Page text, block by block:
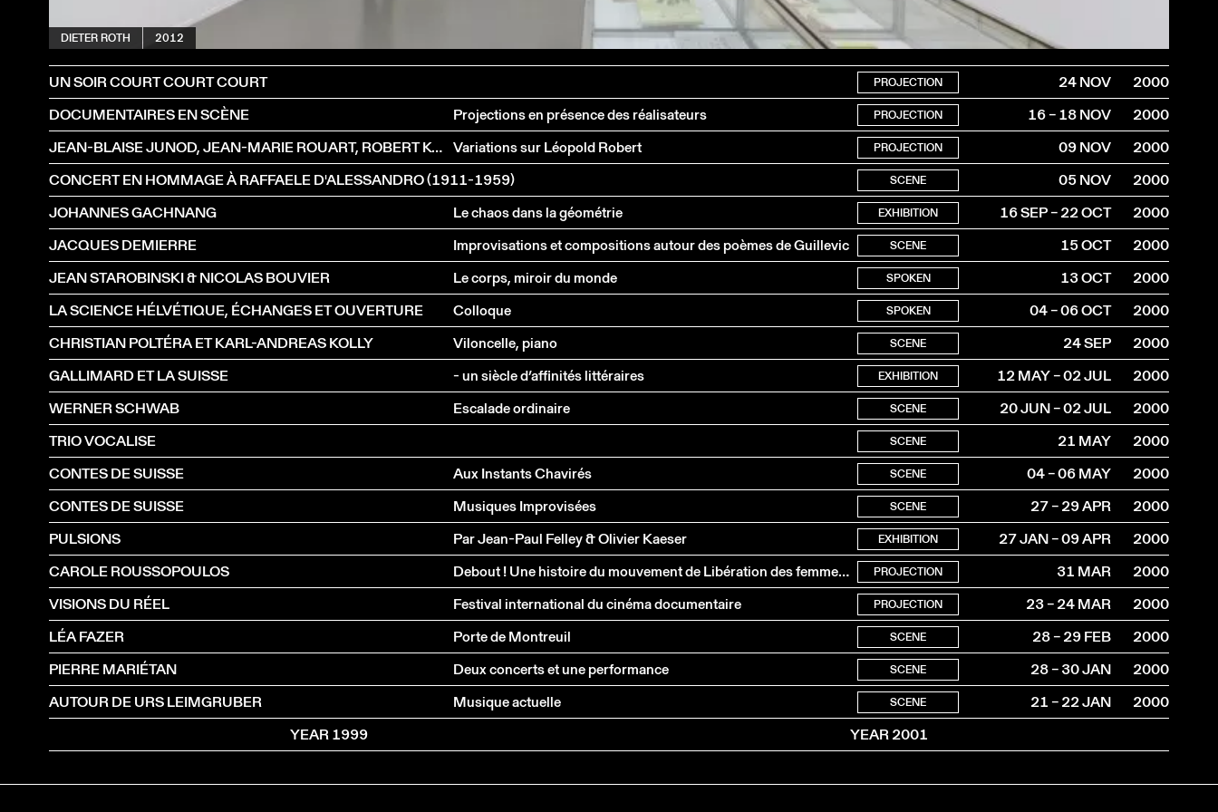
DIETER ROTH 2012
UN SOIR COURT COURT COURT PROJECTION 24 NOV
2000
DOCUMENTAIRES EN SCÈNE
Projections en présence des réalisateurs PROJECTION 16 – 18 NOV
2000
JEAN-BLAISE JUNOD, JEAN-MARIE ROUART, ROBERT KOPP Variations sur Léopold Robert PROJECTION 09 NOV
2000
CONCERT EN HOMMAGE À RAFFAELE D'ALESSANDRO (1911-1959)
SCENE 05 NOV
2000
JOHANNES GACHNANG
Le chaos dans la géométrie EXHIBITION 16 SEP – 22 OCT
2000
JACQUES DEMIERRE
Improvisations et compositions autour des poèmes de Guillevic SCENE 15 OCT
2000
JEAN STAROBINSKI & NICOLAS BOUVIER
Le corps, miroir du monde SPOKEN 13 OCT
2000
LA SCIENCE HÉLVÉTIQUE, ÉCHANGES ET OUVERTURE
Colloque SPOKEN 04 – 06 OCT
2000
CHRISTIAN POLTÉRA ET KARL-ANDREAS KOLLY
Viloncelle, piano SCENE 24 SEP
2000
GALLIMARD ET LA SUISSE
- un siècle d’affinités littéraires EXHIBITION 12 MAY – 02 JUL
2000
WERNER SCHWAB
Escalade ordinaire SCENE 20 JUN – 02 JUL
2000
TRIO VOCALISE
SCENE 21 MAY
2000
CONTES DE SUISSE
Aux Instants Chavirés SCENE 04 – 06 MAY
2000
CONTES DE SUISSE
Musiques Improvisées SCENE 27 – 29 APR
2000
PULSIONS
Par Jean-Paul Felley & Olivier Kaeser EXHIBITION 27 JAN – 09 APR
2000
CAROLE ROUSSOPOULOS
Debout ! Une histoire du mouvement de Libération des femmes.1970-1980 PROJECTION 31 MAR
2000
VISIONS DU RÉEL
Festival international du cinéma documentaire PROJECTION 23 – 24 MAR
2000
LÉA FAZER
Porte de Montreuil SCENE 28 – 29 FEB
2000
PIERRE MARIÉTAN
Deux concerts et une performance SCENE 28 – 30 JAN
2000
AUTOUR DE URS LEIMGRUBER
Musique actuelle SCENE 21 – 22 JAN
2000
YEAR 1999
YEAR 2001